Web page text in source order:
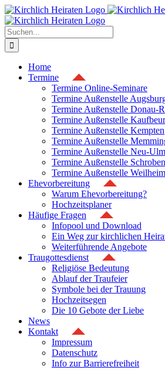
Zum
Inhalt
springen
Suche
nach:
Home
Termine
Termine Online-Seminare
Termine Außenstelle
Termine Außenstelle Donau-
Termine Außenstelle
Termine Außenstelle Kempten
Termine Außenstelle
Termine Außenstelle Neu-
Termine Außenstelle
Termine Außenstelle Weilheim
Ehevorbereitung
Warum Ehevorbereitung?
Hochzeitsplaner
Häufige Fragen
Infopool und Download
Ein Weg zur kirchlichen
Weiterführende Angebote
Traugottesdienst
Religiöse Bedeutung
Ablauf der Traufeier
Symbole bei der Trauung
Hochzeitsegen
Die 10 Gebote der Liebe
News
Kontakt
Impressum
Datenschutz
Info zur Barrierefreiheit